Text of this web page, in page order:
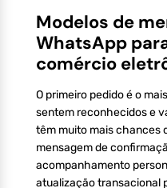
Modelos de
WhatsApp
comércio
O primeiro pedido é o
sentem reconhecidos e
têm muito mais chances
mensagem de
acompanhamento
atualização transacional